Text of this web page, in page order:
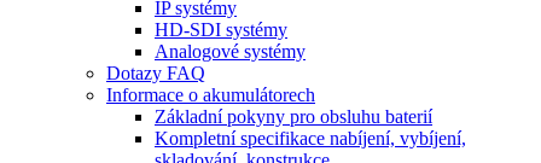
IP systémy
HD-SDI systémy
Analogové systémy
Dotazy FAQ
Informace o akumulátorech
Základní pokyny pro obsluhu baterií
Kompletní specifikace nabíjení, vybíjení,